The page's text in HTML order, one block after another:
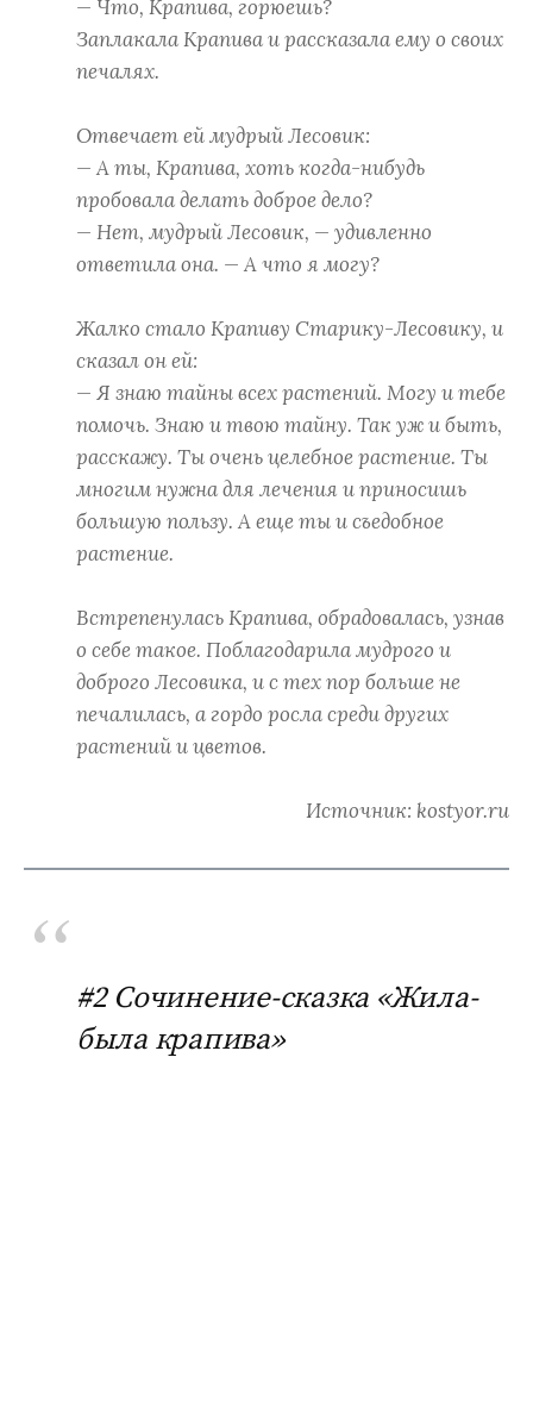
— Что, Крапива, горюешь?
Заплакала Крапива и рассказала ему о своих
печалях.
Отвечает ей мудрый Лесовик:
— А ты, Крапива, хоть когда-нибудь
пробовала делать доброе дело?
— Нет, мудрый Лесовик, — удивленно
ответила она. — А что я могу?
Жалко стало Крапиву Старику-Лесовику, и
сказал он ей:
— Я знаю тайны всех растений. Могу и тебе
помочь. Знаю и твою тайну. Так уж и быть,
расскажу. Ты очень целебное растение. Ты
многим нужна для лечения и приносишь
большую пользу. А еще ты и съедобное
растение.
Встрепенулась Крапива, обрадовалась, узнав
о себе такое. Поблагодарила мудрого и
доброго Лесовика, и с тех пор больше не
печалилась, а гордо росла среди других
растений и цветов.
Источник: kostyor.ru
#2 Сочинение-сказка «Жила-
была крапива»